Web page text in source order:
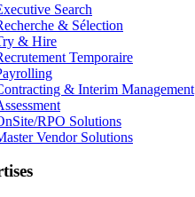
Search
& Sélection
& Hire
Temporaire
& Interim Management
RPO Solutions
Vendor Solutions